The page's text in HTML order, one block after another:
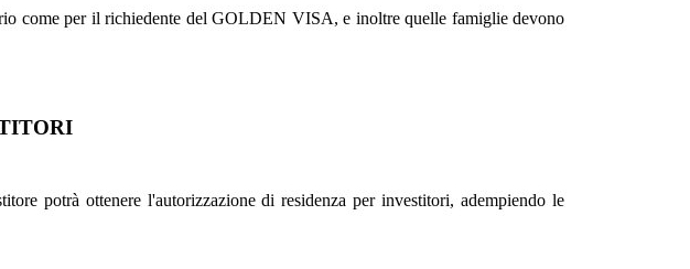
come per il richiedente del GOLDEN VISA, e inoltre quelle famiglie devono
potrà ottenere l'autorizzazione di residenza per investitori, adempiendo le